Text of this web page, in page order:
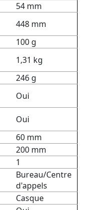
54 mm
448 mm
100 g
1,31 kg
246 g
Oui
Oui
60 mm
200 mm
1
Bureau/Centre
d'appels
Casque